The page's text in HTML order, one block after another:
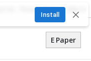
Us Privacy Policy
E Paper
Install ✕